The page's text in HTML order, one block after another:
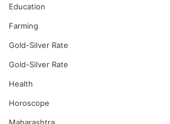
Education
Farming
Gold-Silver Rate
Gold-Silver Rate
Health
Horoscope